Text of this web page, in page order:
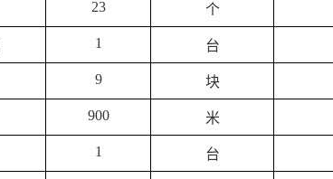
23 个
1 台
9 块
900 米
1 台